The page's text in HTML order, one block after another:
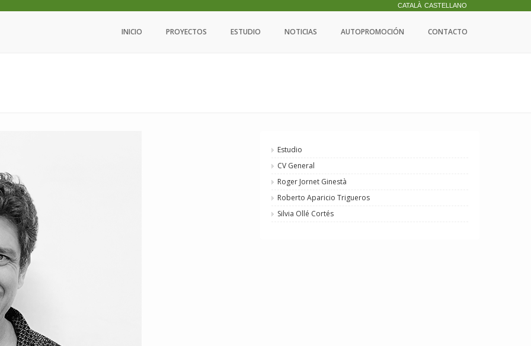
CATALÀ CASTELLANO
INICIO PROYECTOS ESTUDIO NOTICIAS AUTOPROMOCIÓN CONTACTO
Estudio
CV General
Roger Jornet Ginestà
Roberto Aparicio Trigueros
Silvia Ollé Cortés